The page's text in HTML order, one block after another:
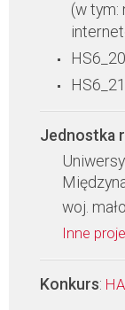
(w tym:
Jednostka
woj.
Inne
Konkurs: